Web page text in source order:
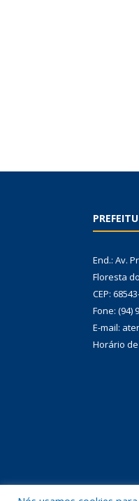
End.: Av.
Floresta
CEP:
Fone: (94)
E-mail:
Horário